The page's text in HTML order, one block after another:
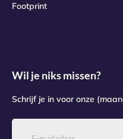
Footprint
Wil je niks missen?
Schrijf je in voor onze